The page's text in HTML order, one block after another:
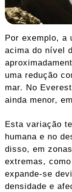
Por exemplo, a
acima do nível
uma redução
mar. No
ainda menor, em
Esta variação
humana e no
disso, em
extremas,
expande-se
densidade e